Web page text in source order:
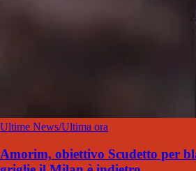
Ultime News/Ultima ora
Amorim, obiettivo Scudetto per